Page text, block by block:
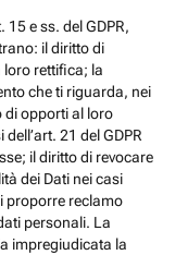
e ss. del GDPR,
il diritto di
loro rettifica; la
che ti riguarda, nei
di opporti al loro
21 del GDPR
il diritto di revocare
dei Dati nei casi
proporre reclamo
personali. La
impregiudicata la